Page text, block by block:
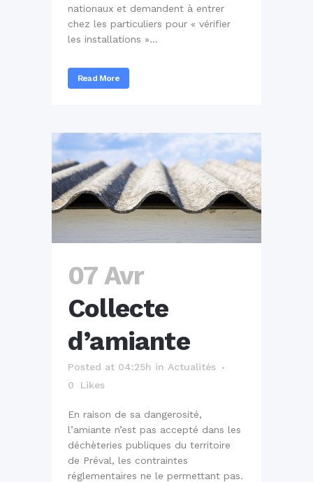
nationaux et demandent à entrer
chez les particuliers pour « vérifier
les installations »...
Read More
07 Avr
Collecte
d’amiante
Posted at 04:25h in Actualités
0
Likes
En raison de sa dangerosité,
l’amiante n’est pas accepté dans les
déchèteries publiques du territoire
de Préval, les contraintes
réglementaires ne le permettant pas.